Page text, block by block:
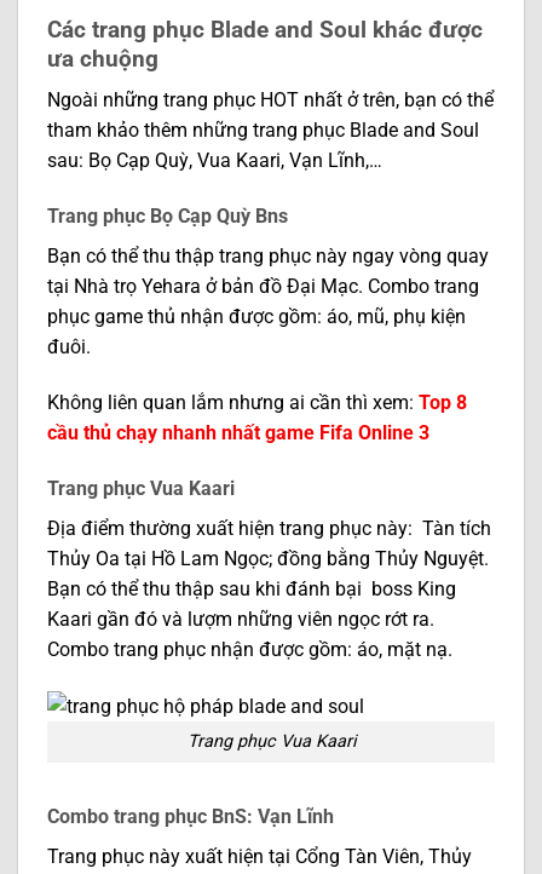
Các trang phục Blade and Soul khác được
ưa chuộng
Ngoài những trang phục HOT nhất ở trên, bạn có thể
tham khảo thêm những trang phục Blade and Soul
sau: Bọ Cạp Quỳ, Vua Kaari, Vạn Lĩnh,…
Trang phục Bọ Cạp Quỳ Bns
Bạn có thể thu thập trang phục này ngay vòng quay
tại Nhà trọ Yehara ở bản đồ Đại Mạc. Combo trang
phục game thủ nhận được gồm: áo, mũ, phụ kiện
đuôi.
Không liên quan lắm nhưng ai cần thì xem: Top 8
cầu thủ chạy nhanh nhất game Fifa Online 3
Trang phục Vua Kaari
Địa điểm thường xuất hiện trang phục này: Tàn tích
Thủy Oa tại Hồ Lam Ngọc; đồng bằng Thủy Nguyệt.
Bạn có thể thu thập sau khi đánh bại boss King
Kaari gần đó và lượm những viên ngọc rớt ra.
Combo trang phục nhận được gồm: áo, mặt nạ.
Trang phục Vua Kaari
Combo trang phục BnS: Vạn Lĩnh
Trang phục này xuất hiện tại Cổng Tàn Viên, Thủy